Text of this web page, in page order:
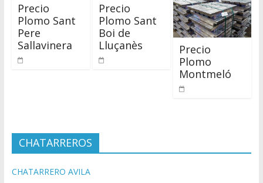
Precio
Plomo Sant
Pere
Sallavinera
Precio
Plomo Sant
Boi de
Lluçanès
Precio
Plomo
Montmeló
CHATARREROS
CHATARRERO AVILA